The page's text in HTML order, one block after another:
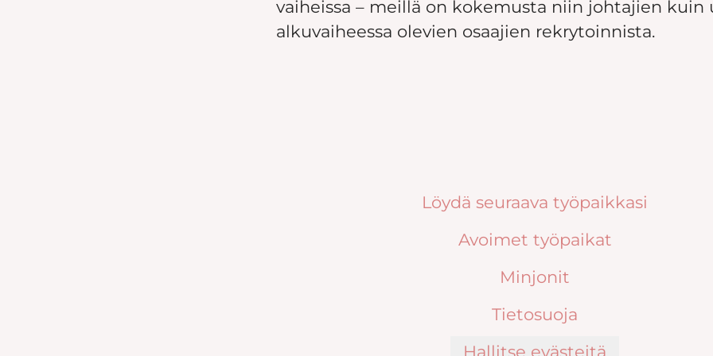
vaiheissa – meillä on kokemusta niin johtajien kuin
alkuvaiheessa olevien osaajien rekrytoinnista.
Löydä seuraava työpaikkasi
Avoimet työpaikat
Minjonit
Tietosuoja
Hallitse evästeitä